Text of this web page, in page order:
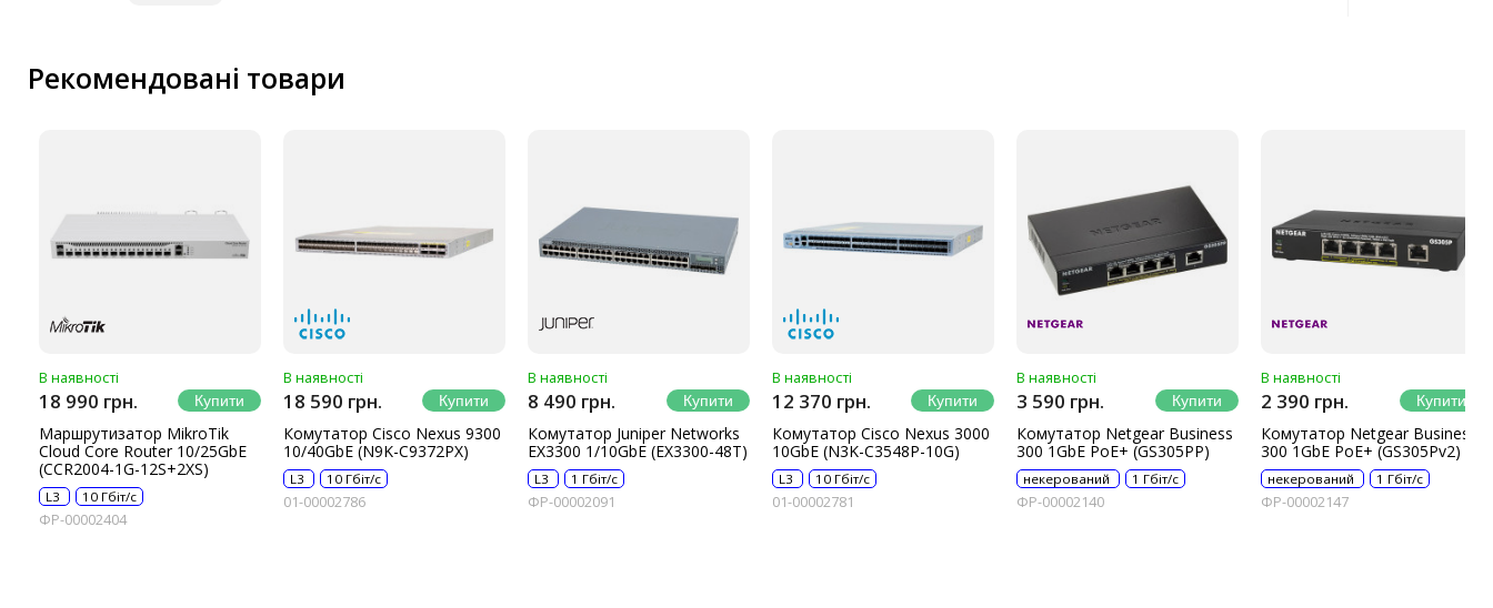
Рекомендовані товари
В наявності
18 990 грн.
Маршрутизатор MikroTik
Cloud Core Router 10/25GbE
(CCR2004-1G-12S+2XS)
L3 10 Гбіт/с
ФР-00002404
В наявності
18 590 грн.
Комутатор Cisco Nexus 9300
10/40GbE (N9K-C9372PX)
L3 10 Гбіт/с
01-00002786
В наявності
8 490 грн.
Комутатор Juniper Networks
EX3300 1/10GbE (EX3300-48T)
L3 1 Гбіт/с
ФР-00002091
В наявності
12 370 грн.
Комутатор Cisco Nexus 3000
10GbE (N3K-C3548P-10G)
L3 10 Гбіт/с
01-00002781
В наявності
3 590 грн.
Комутатор Netgear Business
300 1GbE PoE+ (GS305PP)
некерований 1 Гбіт/с
ФР-00002140
В наявності
2 390 грн.
Комутатор Netgear Business
300 1GbE PoE+ (GS305Pv2)
некерований 1 Гбіт/с
ФР-00002147